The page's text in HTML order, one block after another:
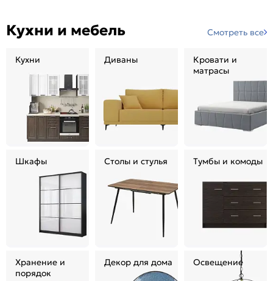
Кухни и мебель Смотреть все
Кухни Диваны
Кровати и
матрасы
Шкафы Столы и стулья Тумбы и комоды
Хранение и
порядок
Декор для дома Освещение